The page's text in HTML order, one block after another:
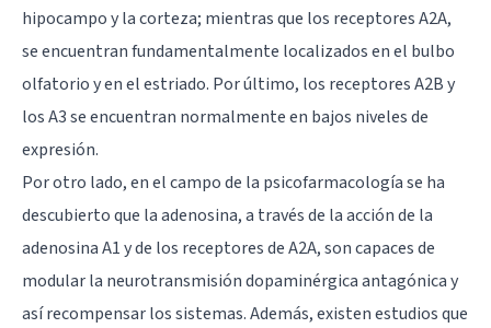
hipocampo y la corteza; mientras que los receptores A2A,
se encuentran fundamentalmente localizados en el bulbo
olfatorio y en el estriado. Por último, los receptores A2B y
los A3 se encuentran normalmente en bajos niveles de
expresión.
Por otro lado, en el campo de la psicofarmacología se ha
descubierto que la adenosina, a través de la acción de la
adenosina A1 y de los receptores de A2A, son capaces de
modular la neurotransmisión dopaminérgica antagónica y
así recompensar los sistemas. Además, existen estudios que